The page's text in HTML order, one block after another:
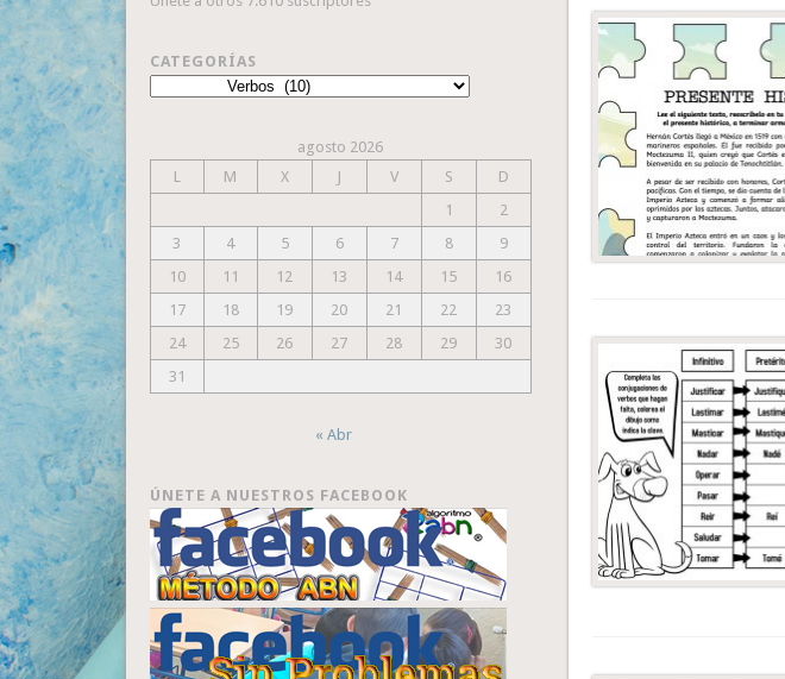
CATEGORÍAS
agosto 2026
L
M X J V S
D
1
2
3
4 5 6 7 8
9
10
11 12 13 14 15
16
17
18 19 20 21 22
23
24
25 26 27 28 29
30
31
« Abr
ÚNETE A NUESTROS FACEBOOK